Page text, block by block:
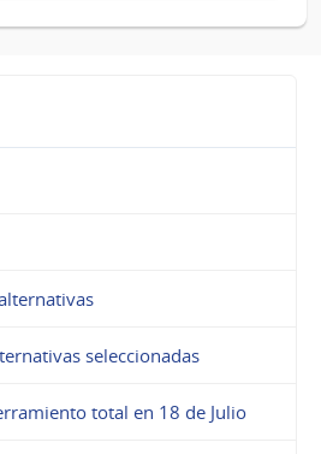
seleccionadas
total en 18 de Julio